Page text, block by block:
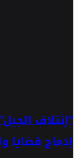
“إئتلاف
إدماج قضايا